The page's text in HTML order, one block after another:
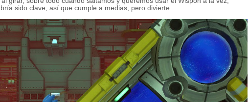
sido clave, así que cumple a medias, pero divierte.